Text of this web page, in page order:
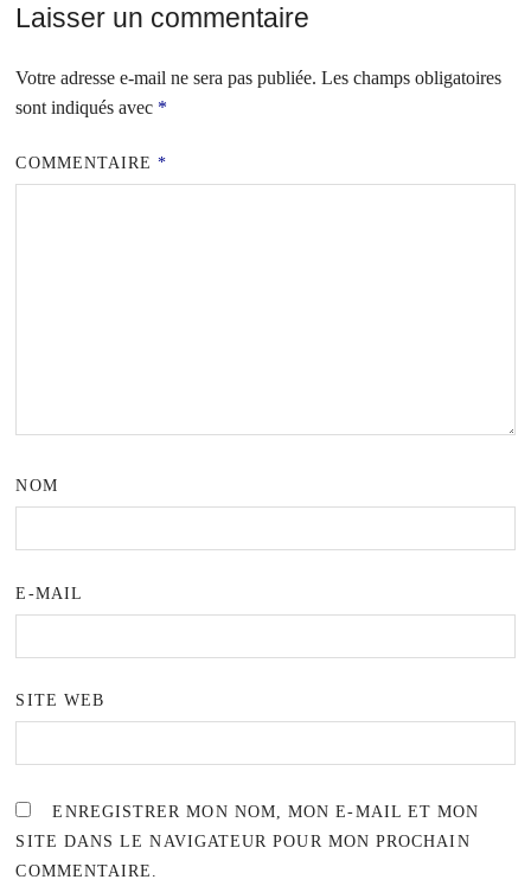
Laisser un commentaire
Votre adresse e-mail ne sera pas publiée. Les champs obligatoires
sont indiqués avec *
COMMENTAIRE*
NOM
E-MAIL
SITE WEB
ENREGISTRER MON NOM, MON E-MAIL ET MON
SITE DANS LE NAVIGATEUR POUR MON PROCHAIN
COMMENTAIRE.